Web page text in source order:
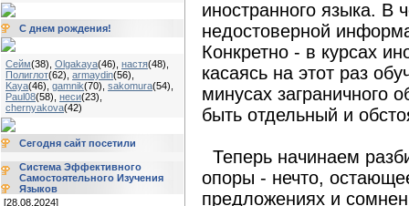
С днем рождения!
Сейм(38) Olgakaya(46) настя(48)
Полиглот(62) armaydin(56)
Kaya(46) gamnik(70) sakomura(54)
Paul08(58) неси(23)
chernyakova(42)
Сегодня сайт посетили
Система Эффективного
Самостоятельного Изучения
Языков
[28.08.2024]
иностранного языка. В
недостоверной
Конкретно - в курсах
касаясь на этот раз
минусах заграничного
быть отдельный и
Теперь начинаем
опоры - нечто,
предложениях и